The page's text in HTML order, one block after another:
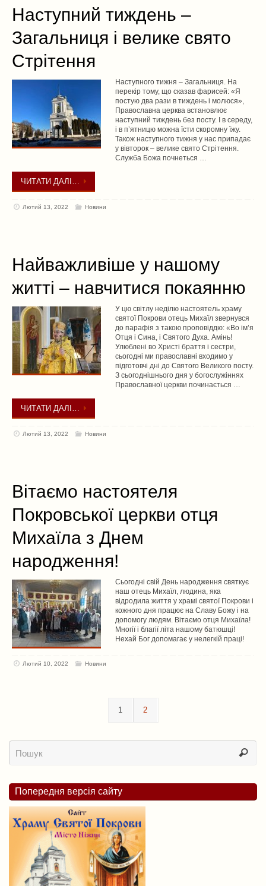
Наступний тиждень –
Загальниця і велике свято
Стрітення
Наступного тижня – Загальниця. На
перекір тому, що сказав фарисей: «Я
постую два рази в тиждень і молюся»,
Православна церква встановлює
наступний тиждень без посту. І в середу,
і в п’ятницю можна їсти скоромну їжу.
Також наступного тижня у нас припадає
у вівторок – велике свято Стрітення.
Служба Божа почнеться …
ЧИТАТИ ДАЛІ…
Лютий 13, 2022 Новини
Найважливіше у нашому
житті – навчитися покаянню
У цю світлу неділю настоятель храму
святої Покрови отець Михаїл звернувся
до парафія з такою проповіддю: «Во ім’я
Отця і Сина, і Святого Духа. Амінь!
Улюблені во Христі браття і сестри,
сьогодні ми православні входимо у
підготовчі дні до Святого Великого посту.
З сьогоднішнього дня у богослужіннях
Православної церкви починається …
ЧИТАТИ ДАЛІ…
Лютий 13, 2022 Новини
Вітаємо настоятеля
Покровської церкви отця
Михаїла з Днем
народження!
Сьогодні свій День народження святкує
наш отець Михаїл, людина, яка
відродила життя у храмі святої Покрови і
кожного дня працює на Славу Божу і на
допомогу людям. Вітаємо отця Михаїла!
Многії і благії літа нашому батюшці!
Нехай Бог допомагає у нелегкій праці!
Лютий 10, 2022 Новини
1 2
Попередня версія сайту